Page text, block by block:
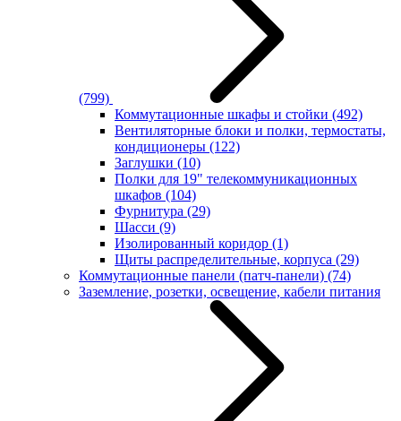
(799)
Коммутационные шкафы и стойки (492)
Вентиляторные блоки и полки, термостаты,
кондиционеры (122)
Заглушки (10)
Полки для 19" телекоммуникационных
шкафов (104)
Фурнитура (29)
Шасси (9)
Изолированный коридор (1)
Щиты распределительные, корпуса (29)
Коммутационные панели (патч-панели) (74)
Заземление, розетки, освещение, кабели питания